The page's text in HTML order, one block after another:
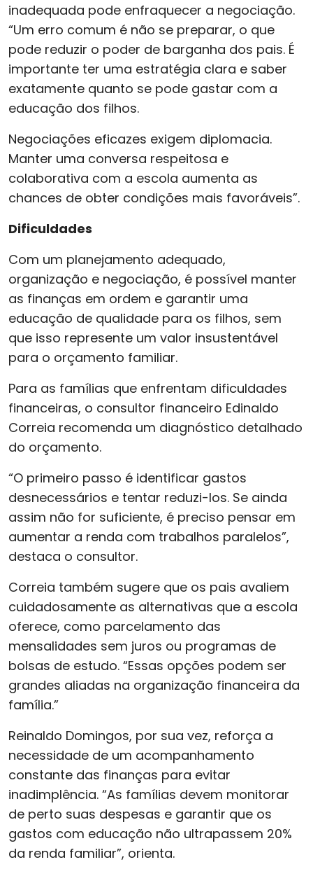
inadequada pode enfraquecer a negociação.
“Um erro comum é não se preparar, o que
pode reduzir o poder de barganha dos pais. É
importante ter uma estratégia clara e saber
exatamente quanto se pode gastar com a
educação dos filhos.
Negociações eficazes exigem diplomacia.
Manter uma conversa respeitosa e
colaborativa com a escola aumenta as
chances de obter condições mais favoráveis”.
Dificuldades
Com um planejamento adequado,
organização e negociação, é possível manter
as finanças em ordem e garantir uma
educação de qualidade para os filhos, sem
que isso represente um valor insustentável
para o orçamento familiar.
Para as famílias que enfrentam dificuldades
financeiras, o consultor financeiro Edinaldo
Correia recomenda um diagnóstico detalhado
do orçamento.
“O primeiro passo é identificar gastos
desnecessários e tentar reduzi-los. Se ainda
assim não for suficiente, é preciso pensar em
aumentar a renda com trabalhos paralelos”,
destaca o consultor.
Correia também sugere que os pais avaliem
cuidadosamente as alternativas que a escola
oferece, como parcelamento das
mensalidades sem juros ou programas de
bolsas de estudo. “Essas opções podem ser
grandes aliadas na organização financeira da
família.”
Reinaldo Domingos, por sua vez, reforça a
necessidade de um acompanhamento
constante das finanças para evitar
inadimplência. “As famílias devem monitorar
de perto suas despesas e garantir que os
gastos com educação não ultrapassem 20%
da renda familiar”, orienta.